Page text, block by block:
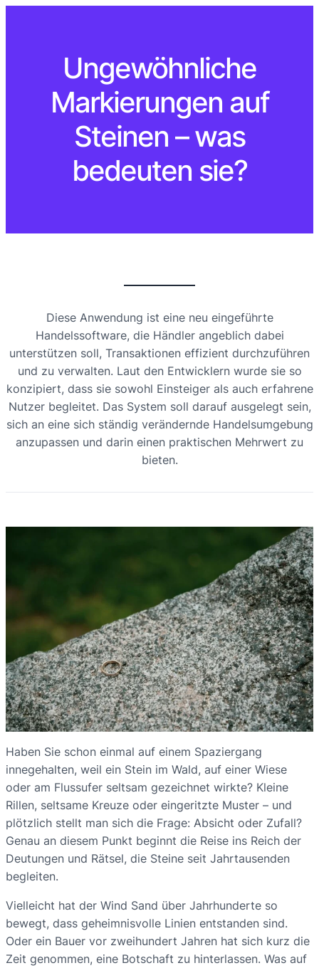
Ungewöhnliche
Markierungen auf
Steinen – was
bedeuten sie?
Diese Anwendung ist eine neu eingeführte
Handelssoftware, die Händler angeblich dabei
unterstützen soll, Transaktionen effizient durchzuführen
und zu verwalten. Laut den Entwicklern wurde sie so
konzipiert, dass sie sowohl Einsteiger als auch erfahrene
Nutzer begleitet. Das System soll darauf ausgelegt sein,
sich an eine sich ständig verändernde Handelsumgebung
anzupassen und darin einen praktischen Mehrwert zu
bieten.
Haben Sie schon einmal auf einem Spaziergang
innegehalten, weil ein Stein im Wald, auf einer Wiese
oder am Flussufer seltsam gezeichnet wirkte? Kleine
Rillen, seltsame Kreuze oder eingeritzte Muster – und
plötzlich stellt man sich die Frage: Absicht oder Zufall?
Genau an diesem Punkt beginnt die Reise ins Reich der
Deutungen und Rätsel, die Steine seit Jahrtausenden
begleiten.
Vielleicht hat der Wind Sand über Jahrhunderte so
bewegt, dass geheimnisvolle Linien entstanden sind.
Oder ein Bauer vor zweihundert Jahren hat sich kurz die
Zeit genommen, eine Botschaft zu hinterlassen. Was auf